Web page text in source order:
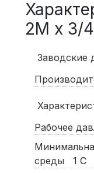
2M х 3/
Заводские
Рабочее
среды
1 С